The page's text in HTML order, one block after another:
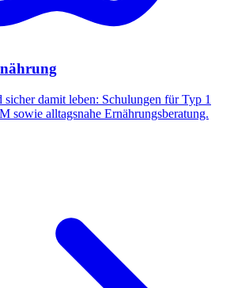
sicher damit leben: Schulungen für Typ 1
sowie alltagsnahe Ernährungsberatung.